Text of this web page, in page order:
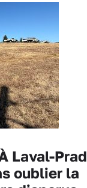
Laval-
oublier la